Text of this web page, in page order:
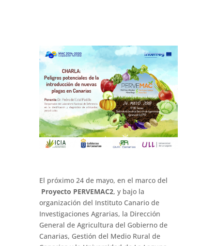
El próximo 24 de mayo, en el marco del
Proyecto PERVEMAC2, y bajo la
organización del Instituto Canario de
Investigaciones Agrarias, la Dirección
General de Agricultura del Gobierno de
Canarias, Gestión del Medio Rural de